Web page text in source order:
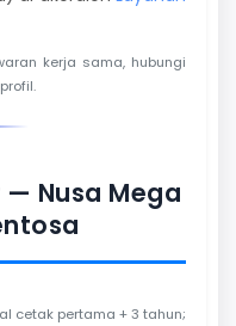
kerja sama, hubungi
Nusa Mega
cetak pertama + 3 tahun;